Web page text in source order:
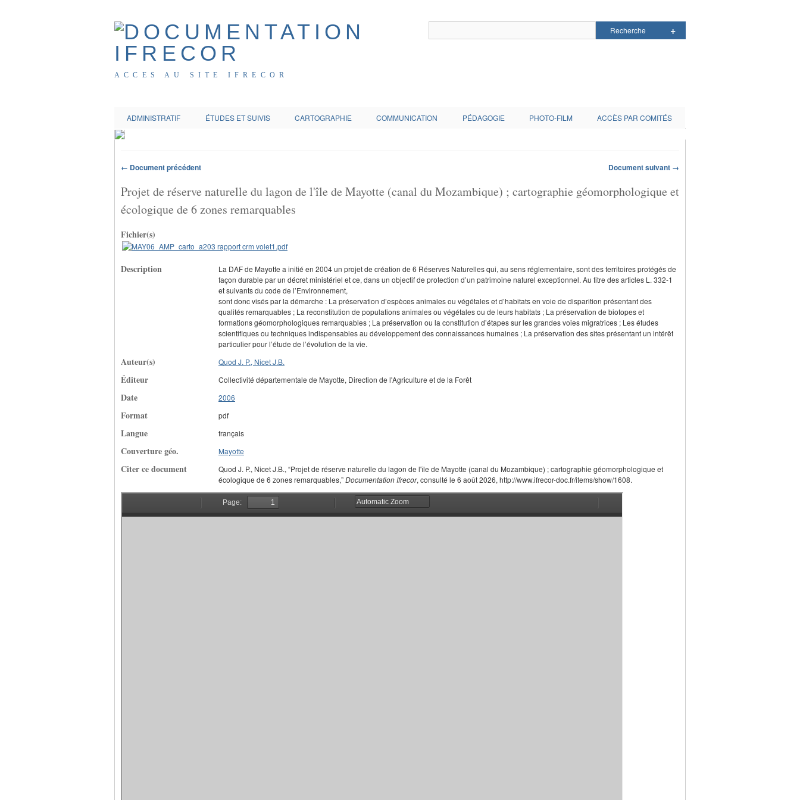
ACCES AU SITE IFRECOR
ADMINISTRATIF ÉTUDES ET SUIVIS CARTOGRAPHIE COMMUNICATION PÉDAGOGIE PHOTO-FILM ACCÈS PAR COMITÉS
← Document précédent Document suivant →
Projet de réserve naturelle du lagon de l'île de Mayotte (canal du Mozambique) ; cartographie géomorphologique et
écologique de 6 zones remarquables
Fichier(s)
Description
La DAF de Mayotte a initié en 2004 un projet de création de 6 Réserves Naturelles qui, au sens réglementaire, sont des territoires protégés de
façon durable par un décret ministériel et ce, dans un objectif de protection d’un patrimoine naturel exceptionnel. Au titre des articles L. 332-1
et suivants du code de l’Environnement,
sont donc visés par la démarche : La préservation d’espèces animales ou végétales et d’habitats en voie de disparition présentant des
qualités remarquables ; La reconstitution de populations animales ou végétales ou de leurs habitats ; La préservation de biotopes et
formations géomorphologiques remarquables ; La préservation ou la constitution d’étapes sur les grandes voies migratrices ; Les études
scientifiques ou techniques indispensables au développement des connaissances humaines ; La préservation des sites présentant un intérêt
particulier pour l’étude de l’évolution de la vie.
Auteur(s) Quod J. P., Nicet J.B.
Éditeur Collectivité départementale de Mayotte, Direction de l'Agriculture et de la Forêt
Date 2006
Format pdf
Langue français
Couverture géo. Mayotte
Citer ce document
Quod J. P., Nicet J.B., “Projet de réserve naturelle du lagon de l'île de Mayotte (canal du Mozambique) ; cartographie géomorphologique et
écologique de 6 zones remarquables,”Documentation Ifrecor, consulté le 6 août 2026, http://www.ifrecor-doc.fr/items/show/1608.